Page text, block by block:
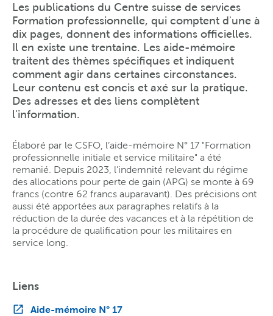
Les publications du Centre suisse de services
Formation professionnelle, qui comptent d'une à
dix pages, donnent des informations officielles.
Il en existe une trentaine. Les aide-mémoire
traitent des thèmes spécifiques et indiquent
comment agir dans certaines circonstances.
Leur contenu est concis et axé sur la pratique.
Des adresses et des liens complètent
l'information.
Élaboré par le CSFO, l’aide-mémoire N° 17 "Formation
professionnelle initiale et service militaire" a été
remanié. Depuis 2023, l’indemnité relevant du régime
des allocations pour perte de gain (APG) se monte à 69
francs (contre 62 francs auparavant). Des précisions ont
aussi été apportées aux paragraphes relatifs à la
réduction de la durée des vacances et à la répétition de
la procédure de qualification pour les militaires en
service long.
Liens
Aide-mémoire N° 17